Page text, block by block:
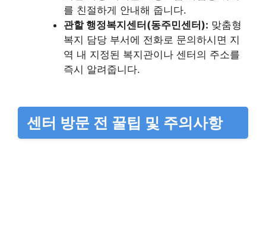
를 친절하게 안내해 줍니다.
관할 행정복지센터(동주민센터): 맞춤형
복지 담당 부서에 전화로 문의하시면 지
역 내 지정된 복지관이나 센터의 주소를
즉시 알려줍니다.
센터 방문 전 꿀팁 및 주의사항